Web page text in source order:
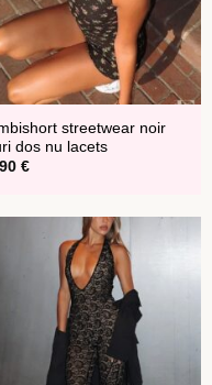
streetwear noir
dos nu lacets
€